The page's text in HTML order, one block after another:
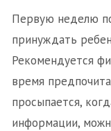
Первую неделю
принуждать
Рекомендуется
время
просыпается,
информации,